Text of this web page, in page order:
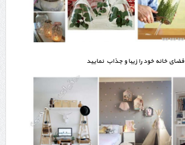
فضای خانه خود را زیبا و جذاب نمایید